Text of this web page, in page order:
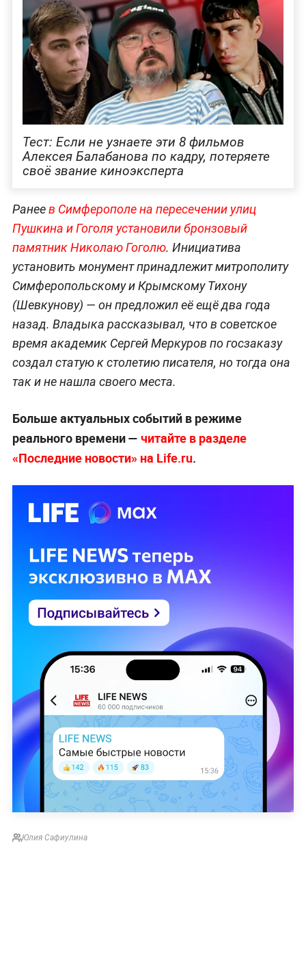
Тест: Если не узнаете эти 8 фильмов
Алексея Балабанова по кадру, потеряете
своё звание киноэксперта
Ранеев Симферополе на пересечении улиц
Пушкина и Гоголя установили бронзовый
памятник Николаю Гоголю. Инициатива
установить монумент принадлежит митрополиту
Симферопольскому и Крымскому Тихону
(Шевкунову) — он предложил её ещё два года
назад. Владыка рассказывал, что в советское
время академик Сергей Меркуров по госзаказу
создал статую к столетию писателя, но тогда она
так и не нашла своего места.
Больше актуальных событий в режиме
реального времени — читайте в разделе
«Последние новости» на Life.ru.
Юлия Сафиулина